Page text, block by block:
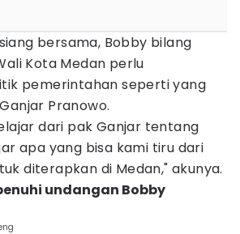
bersama, Bobby bilang
Kota Medan perlu
pemerintahan seperti yang
Pranowo.
dari pak Ganjar tentang
apa yang bisa kami tiru dari
diterapkan di Medan," akunya.
undangan Bobby